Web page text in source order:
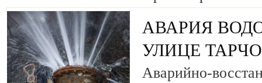
АВАРИЯ
УЛИЦЕ
Аварийно-